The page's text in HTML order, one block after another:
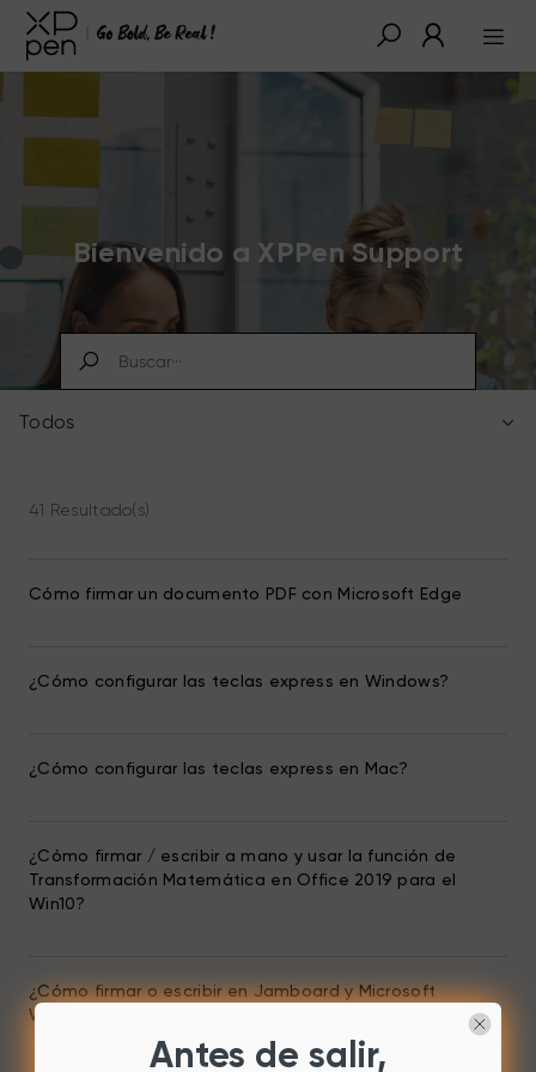
Bienvenido a XPPen Support
Todos
41 Resultado(s)
Cómo firmar un documento PDF con Microsoft Edge
¿Cómo configurar las teclas express en Windows?
¿Cómo configurar las teclas express en Mac?
¿Cómo firmar / escribir a mano y usar la función de
Transformación Matemática en Office 2019 para el
Win10?
¿Cómo firmar o escribir en Jamboard y Microsoft
Whiteboard para Windows / Mac?
Antes de salir,